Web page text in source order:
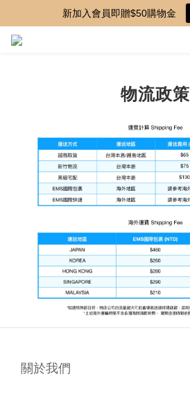
物流政策
關於我們
新加入會員即贈$50購物金